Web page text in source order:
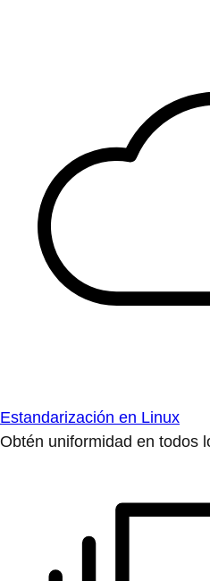
Estandarización en Linux
Obtén uniformidad en todos